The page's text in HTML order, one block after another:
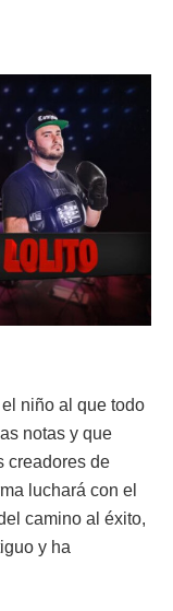
niño al que todo
notas y que
creadores de
luchará con el
camino al éxito,
y ha